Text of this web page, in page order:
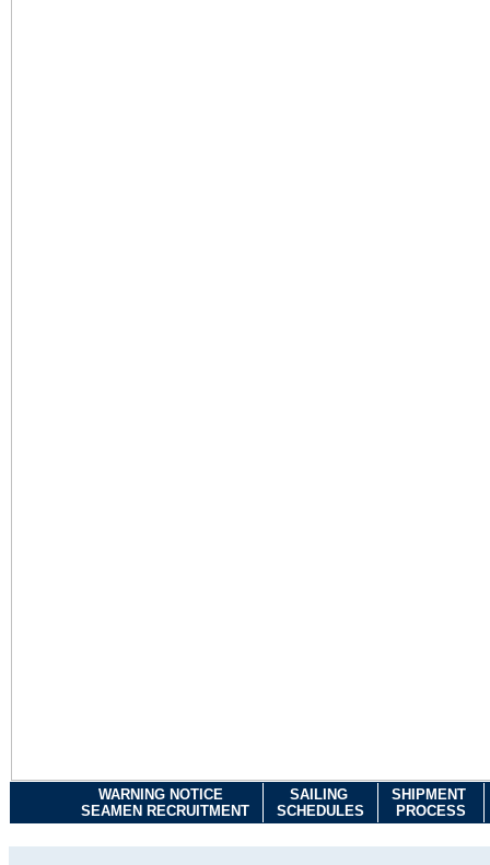
WARNING NOTICE
SEAMEN RECRUITMENT
SAILING
SCHEDULES
SHIPMENT
PROCESS